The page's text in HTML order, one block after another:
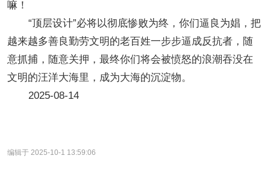
嘛！
“顶层设计”必将以彻底惨败为终，你们逼良为娼，把
越来越多善良勤劳文明的老百姓一步步逼成反抗者，随
意抓捕，随意关押，最终你们将会被愤怒的浪潮吞没在
文明的汪洋大海里，成为大海的沉淀物。
2025-08-14
编辑于 2025-10-1 13:59:06